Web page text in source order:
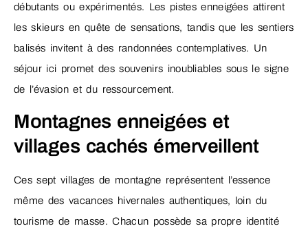
débutants ou expérimentés. Les pistes enneigées attirent
les skieurs en quête de sensations, tandis que les sentiers
balisés invitent à des randonnées contemplatives. Un
séjour ici promet des souvenirs inoubliables sous le signe
de l’évasion et du ressourcement.
Montagnes enneigées et
villages cachés émerveillent
Ces sept villages de montagne représentent l’essence
même des vacances hivernales authentiques, loin du
tourisme de masse. Chacun possède sa propre identité